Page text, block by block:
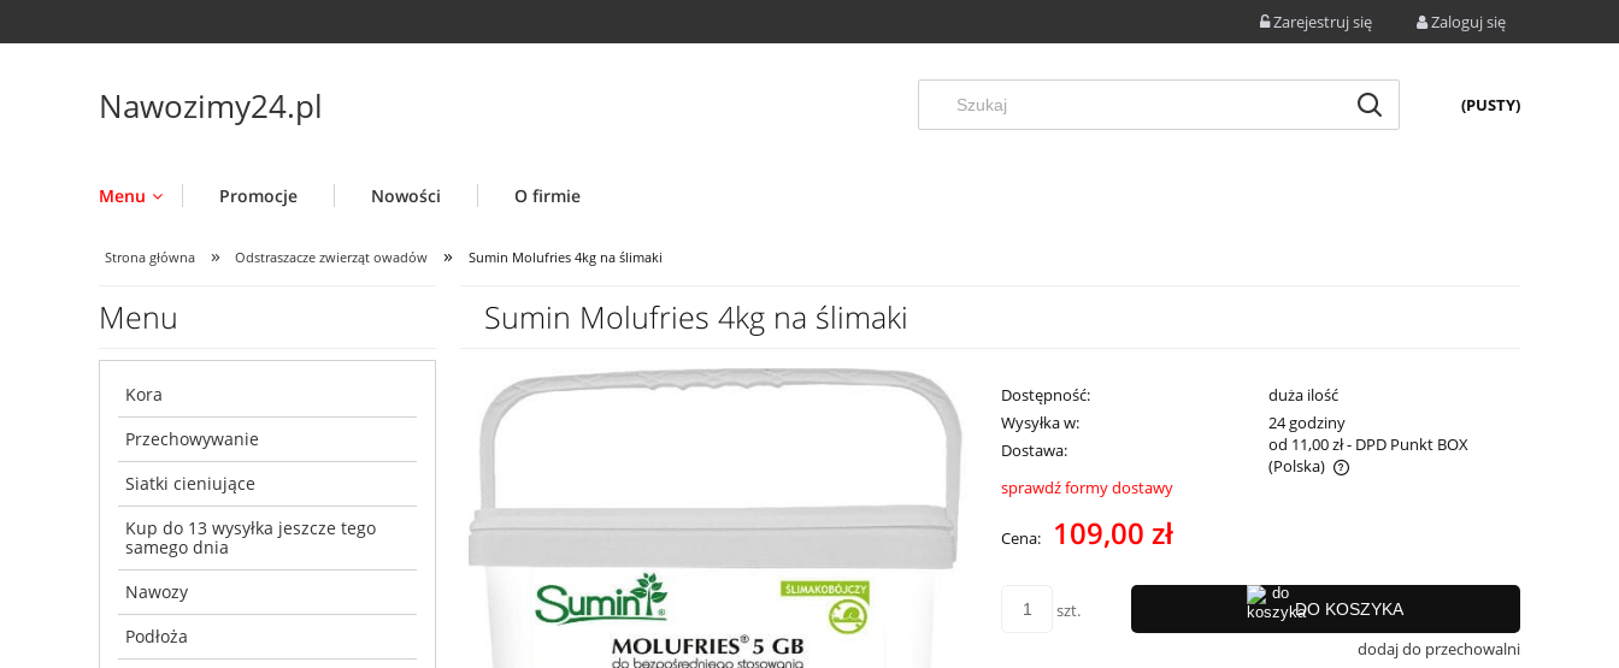
Zarejestruj się Zaloguj się
Nawozimy24.pl (PUSTY)
Menu Promocje Nowości O firmie
Strona główna » Odstraszacze zwierząt owadów » Sumin Molufries 4kg na ślimaki
Menu
Kora
Przechowywanie
Siatki cieniujące
Kup do 13 wysyłka jeszcze tego
samego dnia
Nawozy
Podłoża
Sumin Molufries 4kg na ślimaki
Dostępność:
duża ilość
Wysyłka w:
24 godziny
Dostawa:
od 11,00 zł- DPD Punkt BOX
(Polska)
Cena nie zawiera ewentualnych kosztów
płatności
sprawdź formy dostawy
Cena: 109,00 zł
szt. DO KOSZYKA
dodaj do przechowalni